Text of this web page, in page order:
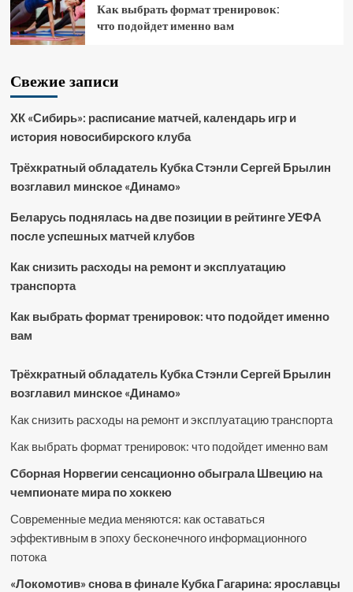
Как выбрать формат тренировок:
что подойдет именно вам
Свежие записи
ХК «Сибирь»: расписание матчей, календарь игр и
история новосибирского клуба
Трёхкратный обладатель Кубка Стэнли Сергей Брылин
возглавил минское «Динамо»
Беларусь поднялась на две позиции в рейтинге УЕФА
после успешных матчей клубов
Как снизить расходы на ремонт и эксплуатацию
транспорта
Как выбрать формат тренировок: что подойдет именно
вам
Трёхкратный обладатель Кубка Стэнли Сергей Брылин
возглавил минское «Динамо»
Как снизить расходы на ремонт и эксплуатацию транспорта
Как выбрать формат тренировок: что подойдет именно вам
Сборная Норвегии сенсационно обыграла Швецию на
чемпионате мира по хоккею
Современные медиа меняются: как оставаться
эффективным в эпоху бесконечного информационного
потока
«Локомотив» снова в финале Кубка Гагарина: ярославцы